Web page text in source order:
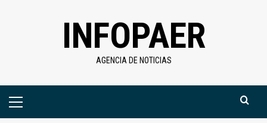
INFOPAER
AGENCIA DE NOTICIAS
Menú